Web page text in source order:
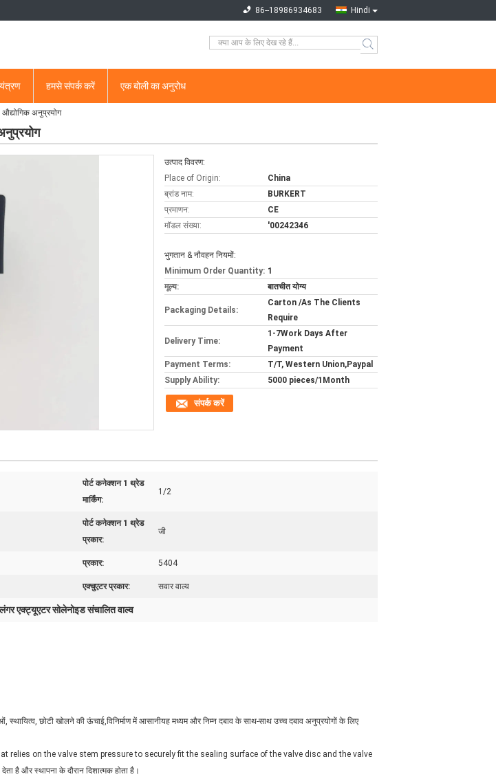
Hindi
86--18986934683
हमसे संपर्क करें एक बोली का अनुरोध
अनुप्रयोग
उत्पाद विवरण:
Place of Origin:
China
ब्रांड नाम:
BURKERT
प्रमाणन:
CE
मॉडल संख्या:
'00242346
भुगतान & नौवहन नियमों:
Minimum Order Quantity: 1
मूल्य:
बातचीत योग्य
Packaging Details:
Carton /As The Clients
Require
Delivery Time:
1-7Work Days After
Payment
Payment Terms:
T/T, Western Union,Paypal
Supply Ability:
5000 pieces/1Month
संपर्क करें
पोर्ट कनेक्शन 1 थ्रेड
मार्किंग:
1/2
पोर्ट कनेक्शन 1 थ्रेड
प्रकार:
जी
प्रकार: 5404
एक्चुएटर प्रकार: सवार वाल्व
एक्ट्यूएटर सोलेनोइड संचालित वाल्व
छोटी खोलने की ऊंचाई,विनिर्माण में आसानीयह मध्यम और निम्न दबाव के साथ-साथ उच्च दबाव अनुप्रयोगों के लिए
relies on the valve stem pressure to securely fit the sealing surface of the valve disc and the valve
और स्थापना के दौरान दिशात्मक होता है।